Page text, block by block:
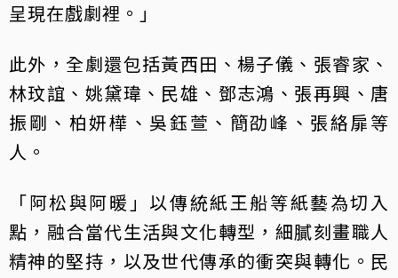
呈現在戲劇裡。」
此外，全劇還包括黃西田、楊子儀、張睿家、
林玟誼、姚黛瑋、民雄、鄧志鴻、張再興、唐
振剛、柏妍樺、吳鈺萱、簡劭峰、張絡扉等
人。
「阿松與阿暖」以傳統紙王船等紙藝為切入
點，融合當代生活與文化轉型，細膩刻畫職人
精神的堅持，以及世代傳承的衝突與轉化。民